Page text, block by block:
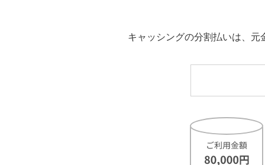
キャッシングの分割払いは、元